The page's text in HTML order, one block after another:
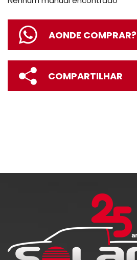
AONDE COMPRAR?
COMPARTILHAR